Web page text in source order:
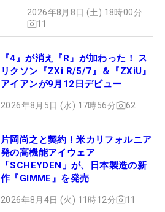
2026年8月8日 (土) 18時00分
11
『4』が消え『R』が加わった！ ス
リクソン『ZXi R/5/7』＆『ZXiU』
アイアンが9月12日デビュー
2026年8月5日 (水) 17時56分 62
片岡尚之と契約！米カリフォルニア
発の高機能アイウェア
「SCHEYDEN」が、日本製造の新
作『GIMME』を発売
2026年8月4日 (火) 11時12分 11